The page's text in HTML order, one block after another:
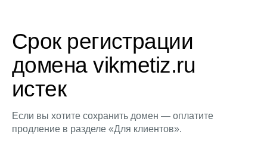
Срок регистрации
домена vikmetiz.ru
истек
Если вы хотите сохранить домен — оплатите
продление в разделе «Для клиентов».